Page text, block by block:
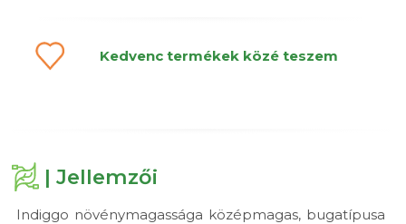
Kedvenc termékek közé teszem
| Jellemzői
Indiggo növénymagassága középmagas, buga­típusa